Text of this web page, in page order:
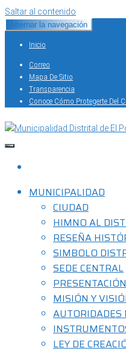
Saltar al contenido
Alternar la navegación
Inicio
Correo
Mapa De Sitio
Transparencia
Conoce Cómo Protegerte Del
Capital del Calzado Peruano
MUNICIPALIDAD
CIUDAD
HIMNO AL
RESEÑA
SIMBOLO
SEDE CENTRAL
PRESENTACIÓN
MISIÓN Y
LEY DE